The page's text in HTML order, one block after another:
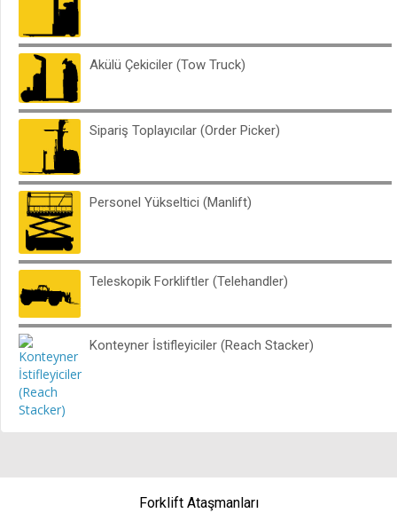
Akülü Çekiciler (Tow Truck)
Sipariş Toplayıcılar (Order Picker)
Personel Yükseltici (Manlift)
Teleskopik Forkliftler (Telehandler)
Konteyner İstifleyiciler (Reach Stacker)
Forklift Ataşmanları